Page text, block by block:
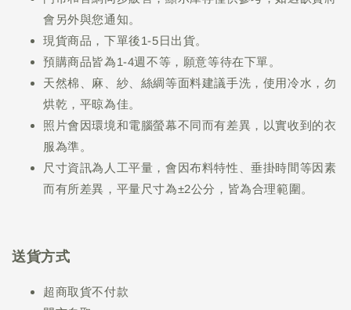
會另外與您通知。
現貨商品，下單後1-5日出貨。
預購商品皆為1-4週不等，願意等待在下單。
天然棉、麻、紗、絲綢等面料建議手洗，使用冷水，勿
烘乾，平晾為佳。
照片會因環境和電腦螢幕不同而有差異，以實收到的衣
服為準。
尺寸資訊為人工平量，會因布料特性、垂掛時間等因素
而有所差異，平量尺寸為±2公分，皆為合理範圍。
送貨方式
超商取貨不付款